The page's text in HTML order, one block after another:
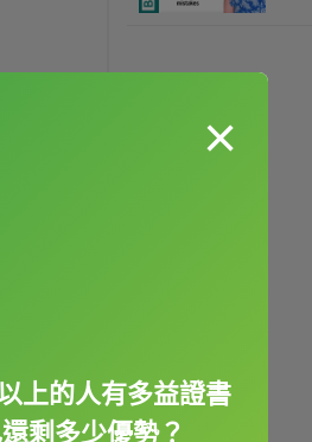
×
上的人有多益證書
剩多少優勢？